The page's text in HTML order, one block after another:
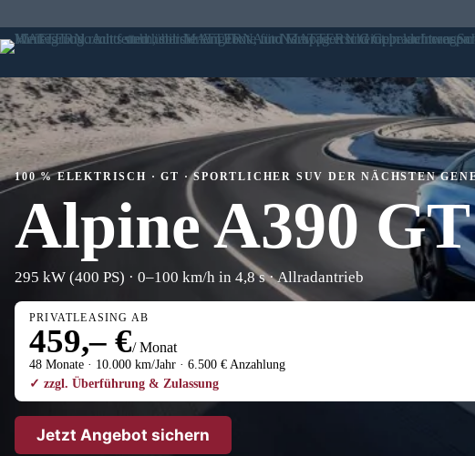
springen
100 % ELEKTRISCH · GT · SPORTLICHER SUV DER NÄCHSTEN
Alpine A390 GT
295 kW (400 PS) · 0–100 km/h in 4,8 s · Allradantrieb
PRIVATLEASING AB
459,– €/ Monat
48 Monate · 10.000 km/Jahr · 6.500 € Anzahlung
✓ zzgl. Überführung & Zulassung
Jetzt Angebot sichern